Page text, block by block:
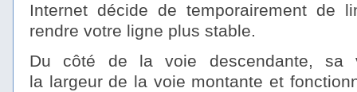
Internet décide de temporairement de
rendre votre ligne plus stable.
Du côté de la voie descendante, sa
la largeur de la voie montante et